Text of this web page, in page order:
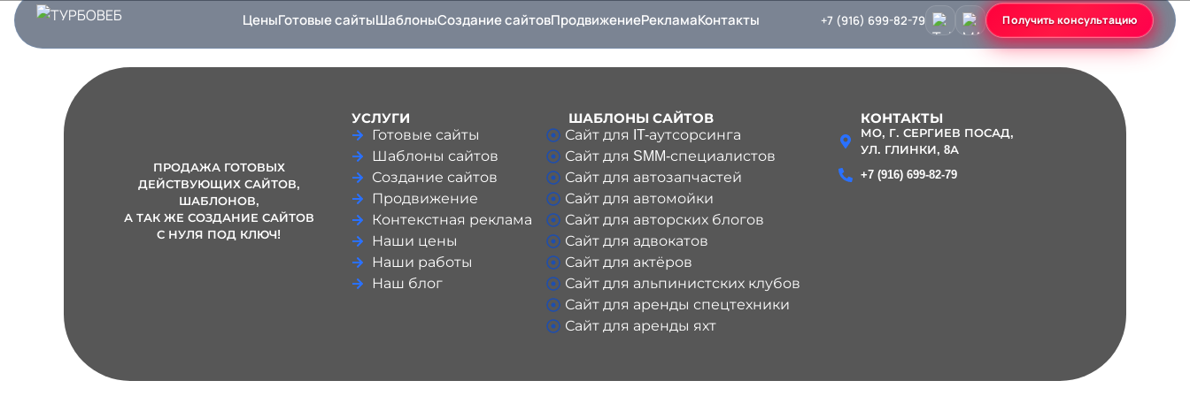
ЦеныГотовые сайтыШаблоныСоздание сайтовПродвижениеРекламаКонтакты +7 (916) 699-82-79 Получить консультацию
ПРОДАЖА ГОТОВЫХ
ДЕЙСТВУЮЩИХ САЙТОВ,
ШАБЛОНОВ,
А ТАК ЖЕ СОЗДАНИЕ САЙТОВ
С НУЛЯ ПОД КЛЮЧ!
УСЛУГИ
Готовые сайты
Шаблоны сайтов
Создание сайтов
Продвижение
Контекстная реклама
Наши цены
Наши работы
Наш блог
ШАБЛОНЫ САЙТОВ
Сайт для IT-аутсорсинга
Сайт для SMM-специалистов
Сайт для автозапчастей
Сайт для автомойки
Сайт для авторских блогов
Сайт для адвокатов
Сайт для актёров
Сайт для альпинистских клубов
Сайт для аренды спецтехники
Сайт для аренды яхт
КОНТАКТЫ
МО, Г. СЕРГИЕВ ПОСАД,
УЛ. ГЛИНКИ, 8А
+7 (916) 699-82-79